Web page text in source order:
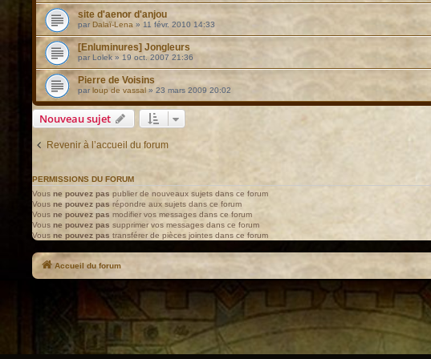
site d'aenor d'anjou
par Dalaï-Lena » 11 févr. 2010 14:33
[Enluminures] Jongleurs
par Lolek » 19 oct. 2007 21:36
Pierre de Voisins
par loup de vassal » 23 mars 2009 20:02
Nouveau sujet
Revenir à l’accueil du forum
PERMISSIONS DU FORUM
Vous ne pouvez pas publier de nouveaux sujets dans ce forum
Vous ne pouvez pas répondre aux sujets dans ce forum
Vous ne pouvez pas modifier vos messages dans ce forum
Vous ne pouvez pas supprimer vos messages dans ce forum
Vous ne pouvez pas transférer de pièces jointes dans ce forum
Accueil du forum